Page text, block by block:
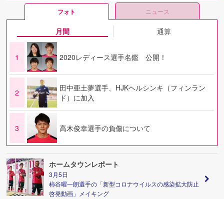
フォト ニュース
月間 通算
1 2020レディース選手名鑑 公開！
2
田中亜土夢選手、HJKヘルシンキ（フィンラン
ド）に加入
3 高木俊幸選手の負傷について
ホームタウンレポート
3月5日
柿谷曜一朗選手の「新型コロナウイルスの感染拡大防止
啓発動画」メイキング